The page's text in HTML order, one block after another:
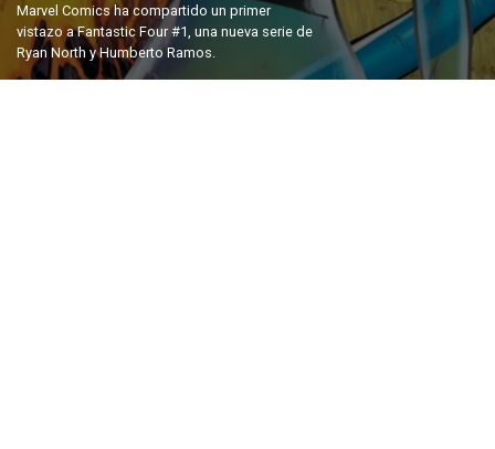
Marvel Comics ha compartido un primer
vistazo a Fantastic Four #1, una nueva serie de
Ryan North y Humberto Ramos.